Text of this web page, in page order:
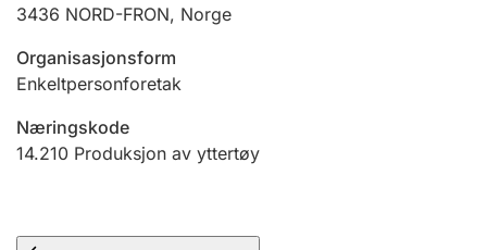
Ektepaktrettleiaren
Andre tema
3436 NORD-FRON, Norge
Organisasjonsform
Enkeltpersonforetak
Næringskode
14.210 Produksjon av yttertøy